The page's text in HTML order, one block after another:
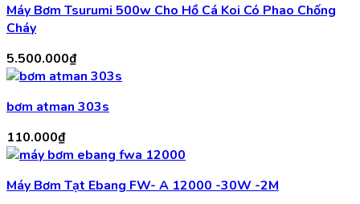
Máy Bơm Tsurumi 500w Cho Hồ Cá Koi Có Phao Chống
Cháy
5.500.000₫
bơm atman 303s
110.000₫
Máy Bơm Tạt Ebang FW- A 12000 -30W -2M